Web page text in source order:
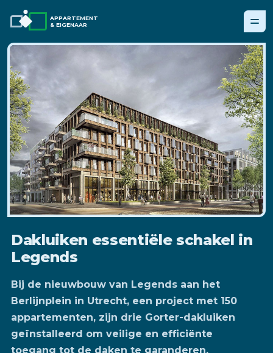
APPARTEMENT
& EIGENAAR
Dakluiken essentiële schakel in
Legends
Bij de nieuwbouw van Legends aan het
Berlijnplein in Utrecht, een project met 150
appartementen, zijn drie Gorter-dakluiken
geïnstalleerd om veilige en efficiënte
toegang tot de daken te garanderen.